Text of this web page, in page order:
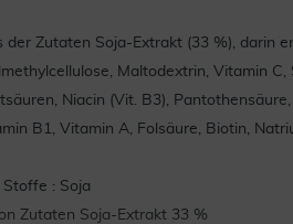
der Zutaten Soja-Extrakt (33 %), darin
Maltodextrin, Vitamin
Niacin (Vit. B3),
B1, Vitamin A, Folsäure, Biotin,
: Soja
Zutaten Soja-Extrakt 33 %